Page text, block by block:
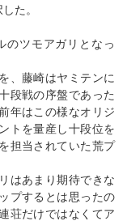
た。
のツモアガリとなっ
、藤崎はヤミテンに
段戦の序盤であった
年はこの様なオリジ
トを量産し十段位を
担当されていた荒プ
はあまり期待できな
プするとは思ったの
荘だけではなくてア